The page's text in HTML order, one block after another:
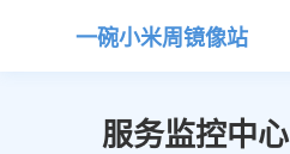
一碗小米周镜像站
服务监控中心